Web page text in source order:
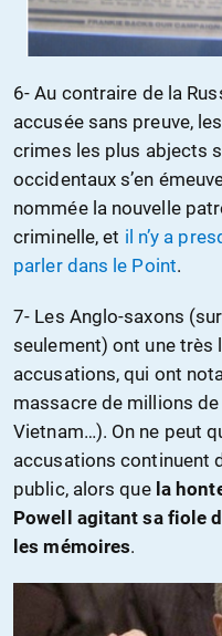
6- Au contraire de la
accusée sans preuve,
crimes les plus abjects
occidentaux s’en
nommée la nouvelle
criminelle, et il n’y a
parler dans le Point.
7- Les Anglo-saxons
seulement) ont une très
accusations, qui ont
massacre de millions
Vietnam…). On ne peut
accusations continuent
public, alors que la
Powell agitant sa fiole
les mémoires.